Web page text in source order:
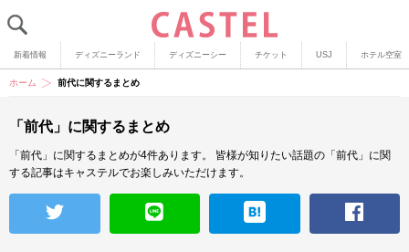
新着情報 ディズニーランド ディズニーシー チケット USJ ホテル空室
ホーム 前代に関するまとめ
「前代」に関するまとめ
「前代」に関するまとめが4件あります。
皆様が知りたい話題の「前代」に関
する記事はキャステルでお楽しみいただけます。